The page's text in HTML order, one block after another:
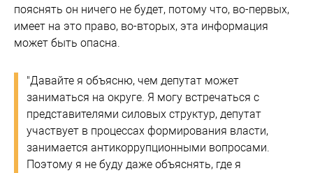
пояснять он ничего не будет, потому что, во-первых,
имеет на это право, во-вторых, эта информация
может быть опасна.
"Давайте я объясню, чем депутат может
заниматься на округе. Я могу встречаться с
представителями силовых структур, депутат
участвует в процессах формирования власти,
занимается антикоррупционными вопросами.
Поэтому я не буду даже объяснять, где я